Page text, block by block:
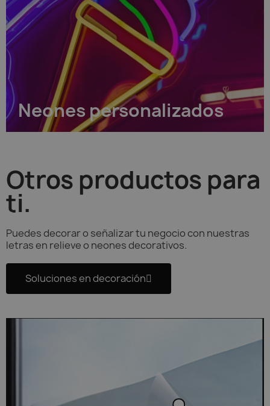
Neones personalizados
Otros productos para
ti.
Puedes decorar o señalizar tu negocio con nuestras
letras en relieve o neones decorativos.
Soluciones en decoración